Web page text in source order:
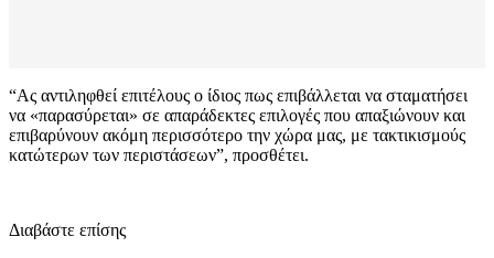
“Ας αντιληφθεί επιτέλους ο ίδιος πως επιβάλλεται να σταματήσει
να «παρασύρεται» σε απαράδεκτες επιλογές που απαξιώνουν και
επιβαρύνουν ακόμη περισσότερο την χώρα μας, με τακτικισμούς
κατώτερων των περιστάσεων”, προσθέτει.
Διαβάστε επίσης